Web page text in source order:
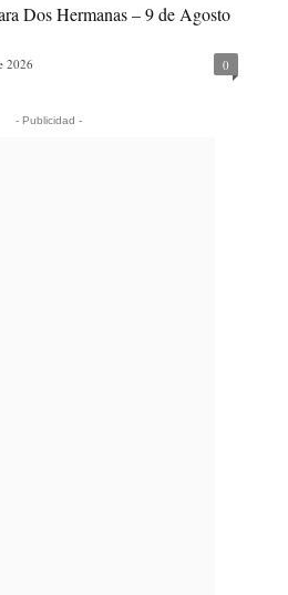
Dos Hermanas – 9 de Agosto
2026 0
- Publicidad -